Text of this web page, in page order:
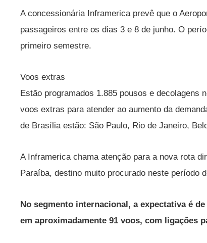
A concessionária Inframerica prevê que o
passageiros entre os dias 3 e 8 de junho. O
primeiro semestre.
Voos extras
Estão programados 1.885 pousos e decolagens
voos extras para atender ao aumento da
de Brasília estão: São Paulo, Rio de Janeiro,
A Inframerica chama atenção para a nova rota
Paraíba, destino muito procurado neste período
No segmento internacional, a expectativa é
em aproximadamente 91 voos, com ligações